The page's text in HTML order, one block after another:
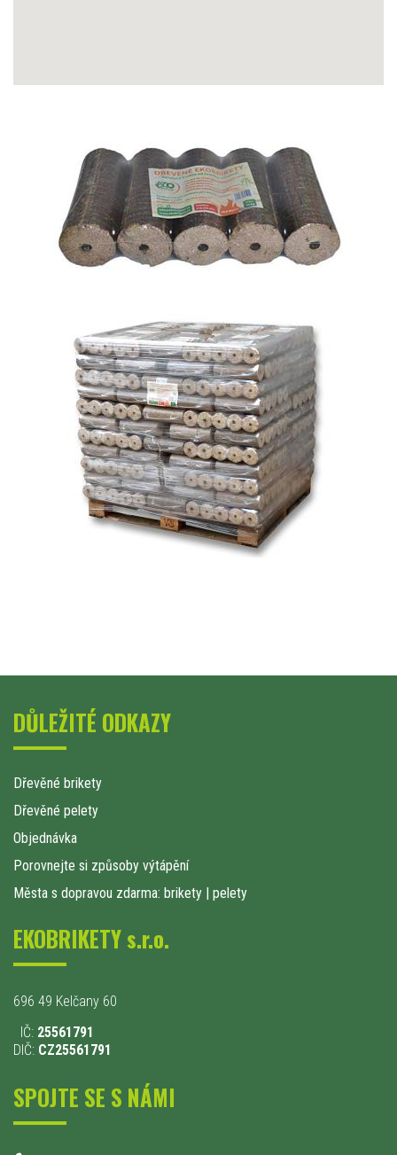
DŮLEŽITÉ ODKAZY
Dřevěné brikety
Dřevěné pelety
Objednávka
Porovnejte si způsoby výtápění
Města s dopravou zdarma: brikety | pelety
EKOBRIKETY s.r.o.
696 49 Kelčany 60
IČ: 25561791
DIČ: CZ25561791
SPOJTE SE S NÁMI